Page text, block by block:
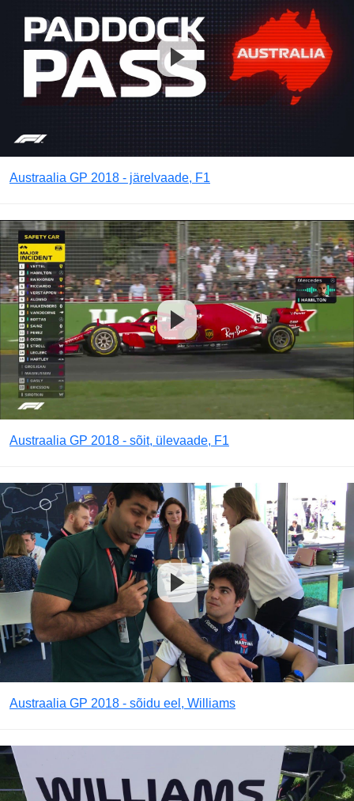
Austraalia GP 2018 - järelvaade, F1
Austraalia GP 2018 - sõit, ülevaade, F1
Austraalia GP 2018 - sõidu eel, Williams